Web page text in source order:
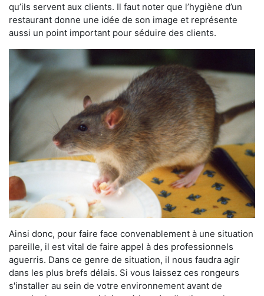
qu’ils servent aux clients. Il faut noter que l’hygiène d’un
restaurant donne une idée de son image et représente
aussi un point important pour séduire des clients.
Ainsi donc, pour faire face convenablement à une situation
pareille, il est vital de faire appel à des professionnels
aguerris. Dans ce genre de situation, il nous faudra agir
dans les plus brefs délais. Si vous laissez ces rongeurs
s'installer au sein de votre environnement avant de